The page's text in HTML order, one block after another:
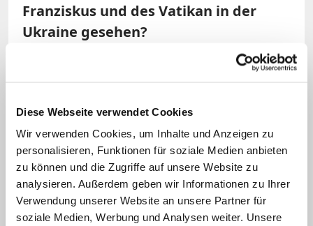
Diese Webseite verwendet Cookies
Wir verwenden Cookies, um Inhalte und Anzeigen zu
personalisieren, Funktionen für soziale Medien anbieten
zu können und die Zugriffe auf unsere Website zu
analysieren. Außerdem geben wir Informationen zu Ihrer
Verwendung unserer Website an unsere Partner für
soziale Medien, Werbung und Analysen weiter. Unsere
Franziskus und des Vatikan in der
Ukraine gesehen?
Leute müssen spüren, dass der Heilige
Stuhl und der Heilige Vater auf der Seite
der Leidenden sind. In mehreren
Begegnungen mit dem Papstkonnte
man spüren, dass Franziskus sich wenig
für geopolitische oder diplomatische